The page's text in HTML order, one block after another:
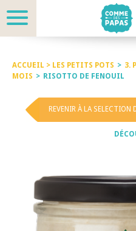
ACCUEIL > LES PETITS POTS > 3.
MOIS > RISOTTO DE FENOUIL
REVENIR À LA SELECTION